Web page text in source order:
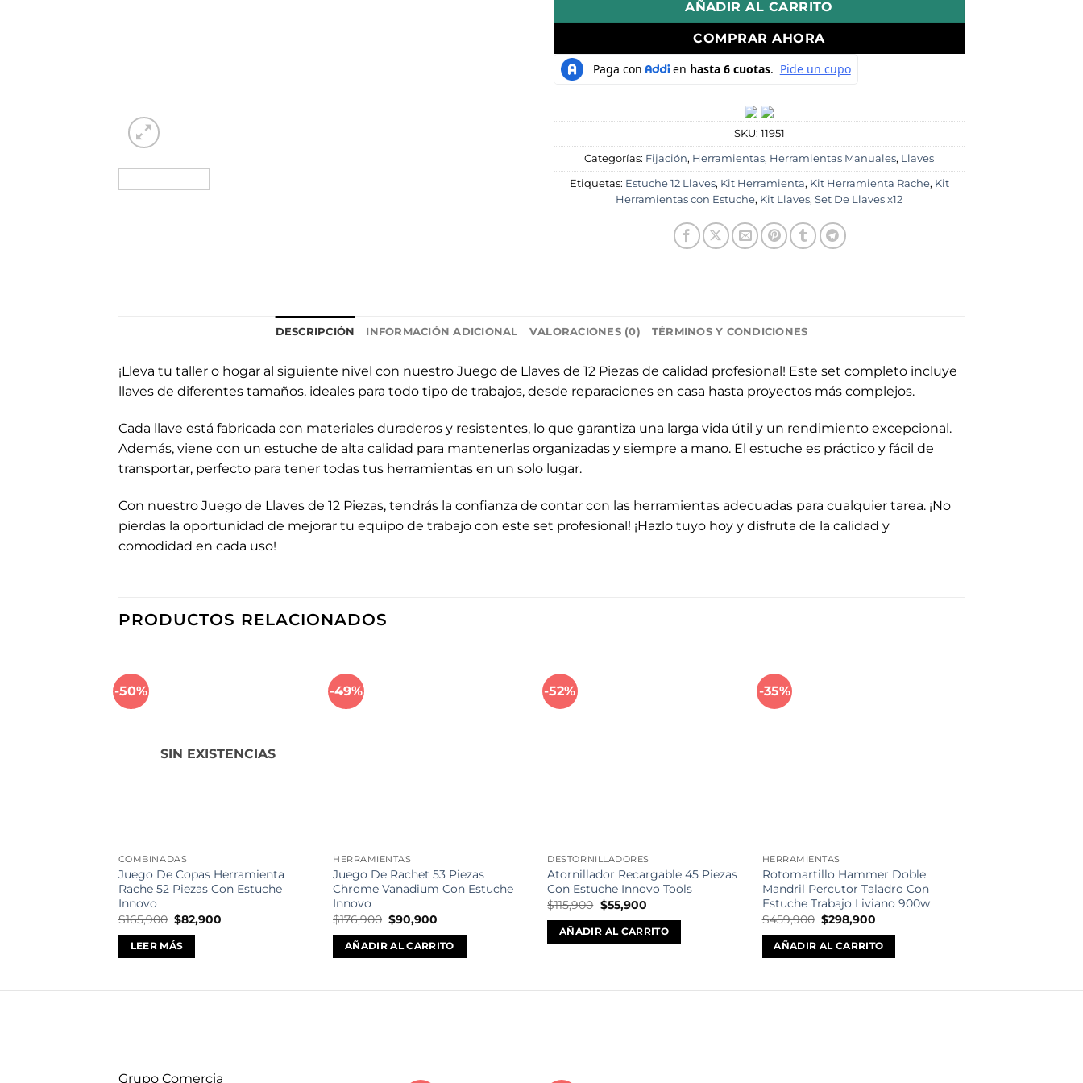
AÑADIR AL CARRITO
COMPRAR AHORA
SKU: 11951
Categorías: Fijación, Herramientas, Herramientas Manuales, Llaves
Etiquetas: Estuche 12 Llaves, Kit Herramienta, Kit Herramienta Rache, Kit
Herramientas con Estuche, Kit Llaves, Set De Llaves x12
DESCRIPCIÓN INFORMACIÓN ADICIONAL VALORACIONES (0) TÉRMINOS Y CONDICIONES
¡Lleva tu taller o hogar al siguiente nivel con nuestro Juego de Llaves de 12 Piezas de calidad profesional! Este set completo incluye
llaves de diferentes tamaños, ideales para todo tipo de trabajos, desde reparaciones en casa hasta proyectos más complejos.
Cada llave está fabricada con materiales duraderos y resistentes, lo que garantiza una larga vida útil y un rendimiento excepcional.
Además, viene con un estuche de alta calidad para mantenerlas organizadas y siempre a mano. El estuche es práctico y fácil de
transportar, perfecto para tener todas tus herramientas en un solo lugar.
Con nuestro Juego de Llaves de 12 Piezas, tendrás la confianza de contar con las herramientas adecuadas para cualquier tarea. ¡No
pierdas la oportunidad de mejorar tu equipo de trabajo con este set profesional! ¡Hazlo tuyo hoy y disfruta de la calidad y
comodidad en cada uso!
PRODUCTOS RELACIONADOS
-50%
SIN EXISTENCIAS
COMBINADAS
Juego De Copas Herramienta
Rache 52 Piezas Con Estuche
Innovo
$165,900 El
precio
original
era:
$82,900
LEER MÁS
-49%
HERRAMIENTAS
Juego De Rachet 53 Piezas
Chrome Vanadium Con Estuche
Innovo
$176,900 El
precio
original
era:
$90,900
actual
es:
AÑADIR AL CARRITO
-52%
DESTORNILLADORES
Atornillador Recargable 45 Piezas
Con Estuche Innovo Tools
$115,900 El
precio
original
era:
$55,900El
actual
es:
AÑADIR AL CARRITO
-35%
HERRAMIENTAS
Rotomartillo Hammer Doble
Mandril Percutor Taladro Con
Estuche Trabajo Liviano 900w
$459,900 El
precio
original
era:
$298,900El
actual
es:
AÑADIR AL CARRITO
Grupo Comercia